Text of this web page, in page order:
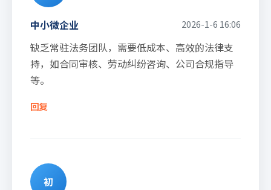
中小微企业 2026-1-6 16:06
缺乏常驻法务团队，需要低成本、高效的法律支
持，如合同审核、劳动纠纷咨询、公司合规指导
等。
回复
初